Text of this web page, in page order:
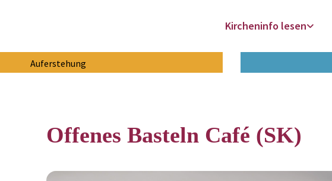
Kircheninfo lesen
Auferstehung
Offenes Basteln Café (SK)